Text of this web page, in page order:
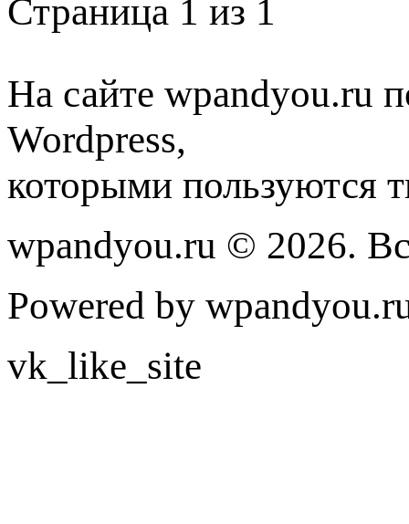
Страница 1 из 1
На сайте wpandyou.ru
Wordpress,
которыми пользуются
wpandyou.ru © 2026.
Powered by
vk_like_site